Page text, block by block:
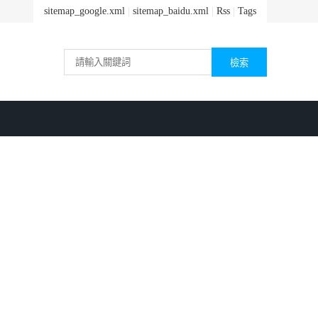
sitemap_google.xml sitemap_baidu.xml Rss Tags